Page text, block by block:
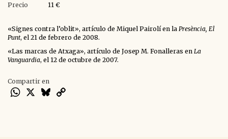
Precio
11 €
«Signes contra l’oblit», artículo de Miquel Pairolí en la Presència, El
Punt, el 21 de febrero de 2008.
«Las marcas de Atxaga», artículo de Josep M. Fonalleras en La
Vanguardia, el 12 de octubre de 2007.
Compartir en
WhatsApp
X Bluesky